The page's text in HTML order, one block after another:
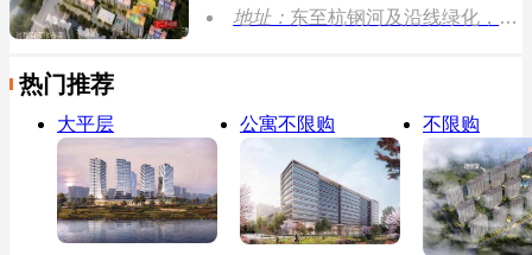
地址： 东至杭钢河及沿线绿化，南至谢村路，西至丽水路，北至杭钢河及沿线绿化。
热门推荐
大平层 公寓不限购 不限购